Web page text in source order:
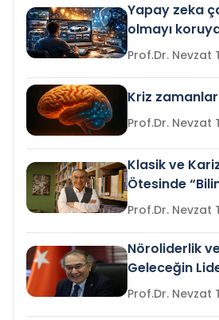
Yapay zeka
olmayı
Kriz
Klasik ve
Ötesinde
Nöroliderlik
Geleceğin